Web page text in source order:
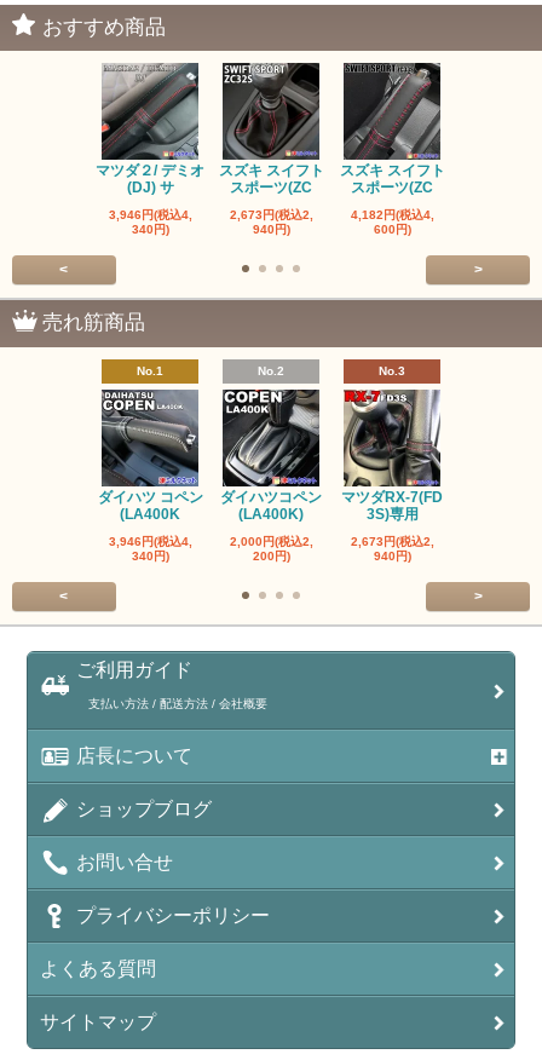
おすすめ商品
マツダ２/ デミオ
(DJ) サ
3,946円(税込4,
340円)
スズキ スイフト
スポーツ(ZC
2,673円(税込2,
940円)
スズキ スイフト
スポーツ(ZC
4,182円(税込4,
600円)
< >
売れ筋商品
No.1
ダイハツ コペン
(LA400K
3,946円(税込4,
340円)
No.2
ダイハツコペン
(LA400K)
2,000円(税込2,
200円)
No.3
マツダRX-7(FD
3S)専用
2,673円(税込2,
940円)
< >
ご利用ガイド
支払い方法 / 配送方法 / 会社概要
店長について
ショップブログ
お問い合せ
プライバシーポリシー
よくある質問
サイトマップ